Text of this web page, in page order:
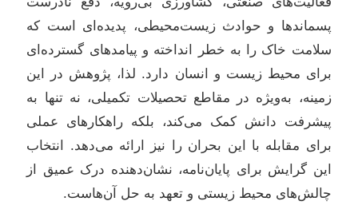
پسماندها و حوادث زیست‌محیطی، پدیده‌ای است که
سلامت خاک را به خطر انداخته و پیامدهای گسترده‌ای
برای محیط زیست و انسان دارد. لذا، پژوهش در این
زمینه، به‌ویژه در مقاطع تحصیلات تکمیلی، نه تنها به
پیشرفت دانش کمک می‌کند، بلکه راهکارهای عملی
برای مقابله با این بحران را نیز ارائه می‌دهد. انتخاب
این گرایش برای پایان‌نامه، نشان‌دهنده درک عمیق از
چالش‌های محیط زیستی و تعهد به حل آن‌هاست.